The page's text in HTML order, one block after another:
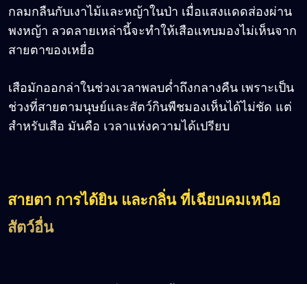
กลมกลืนกับเงาไม้และหญ้าในป่า เมื่อแสงแดดส่องผ่าน
พงหญ้า ลวดลายเหล่านี้จะทำให้เสือแทบมองไม่เห็นจาก
สายตาของเหยื่อ
เสือมักออกล่าในช่วงเวลาพลบค่ำถึงกลางคืน เพราะเป็น
ช่วงที่สายตามนุษย์และสัตว์กินพืชมองเห็นได้ไม่ชัด แต่
สำหรับเสือ มันคือ เวลาแห่งความได้เปรียบ
สายตา การได้ยิน และกลิ่น ที่เฉียบคมเหนือ
สัตว์อื่น